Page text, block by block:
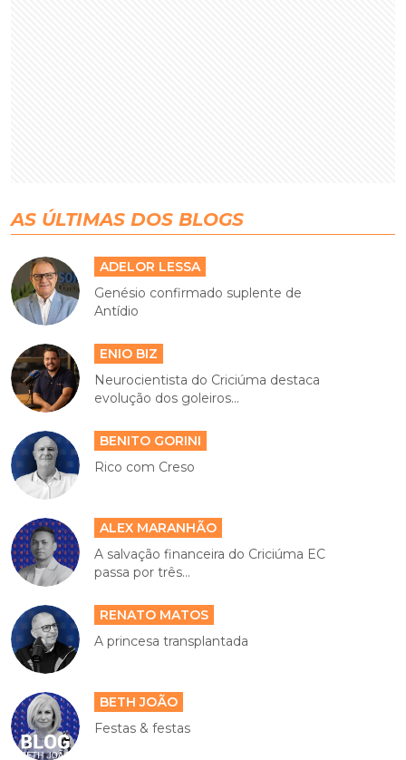
AS ÚLTIMAS DOS BLOGS
ADELOR LESSA
Genésio confirmado suplente de
Antídio
ENIO BIZ
Neurocientista do Criciúma destaca
evolução dos goleiros...
BENITO GORINI
Rico com Creso
ALEX MARANHÃO
A salvação financeira do Criciúma EC
passa por três...
RENATO MATOS
A princesa transplantada
BETH JOÃO
Festas & festas